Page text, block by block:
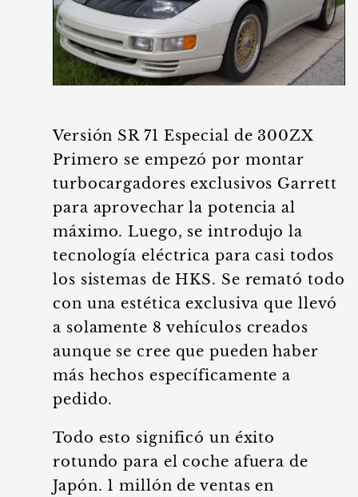
Versión SR 71 Especial de 300ZX
Primero se empezó por montar
turbocargadores exclusivos Garrett
para aprovechar la potencia al
máximo. Luego, se introdujo la
tecnología eléctrica para casi todos
los sistemas de HKS. Se remató todo
con una estética exclusiva que llevó
a solamente 8 vehículos creados
aunque se cree que pueden haber
más hechos específicamente a
pedido.
Todo esto significó un éxito
rotundo para el coche afuera de
Japón. 1 millón de ventas en